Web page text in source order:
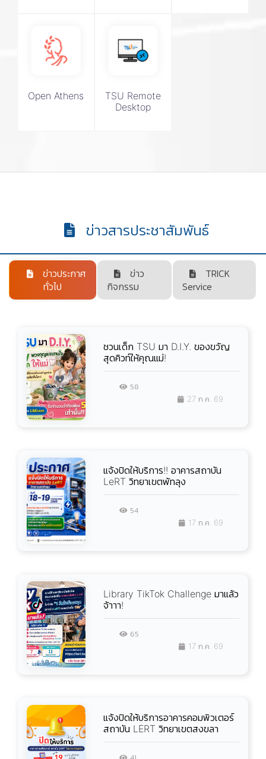
Open Athens
TSU Remote
Desktop
ข่าวสารประชาสัมพันธ์
ข่าวประกาศ
ทั่วไป
ข่าว
กิจกรรม
TRICK
Service
ชวนเด็ก TSU มา D.I.Y. ของขวัญ
สุดคิวท์ให้คุณแม่!
58
27 ก.ค. 69
แจ้งปิดให้บริการ!! อาคารสถาบัน
LeRT วิทยาเขตพัทลุง
54
17 ก.ค. 69
Library TikTok Challenge มาแล้ว
จ้าาา!
65
17 ก.ค. 69
แจ้งปิดให้บริการอาคารคอมพิวเตอร์
สถาบัน LERT วิทยาเขตสงขลา